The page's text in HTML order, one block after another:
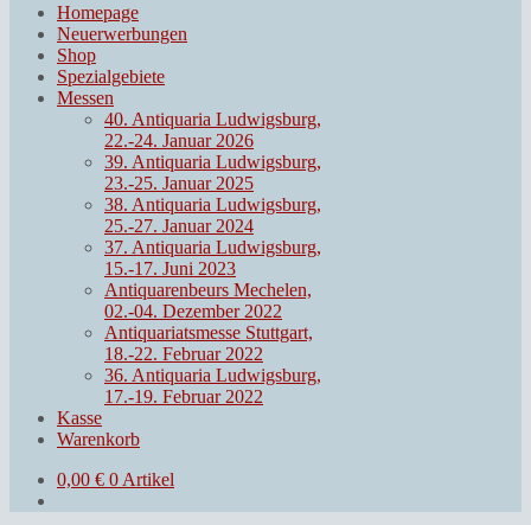
Homepage
Neuerwerbungen
Shop
Spezialgebiete
Messen
40. Antiquaria Ludwigsburg,
22.-24. Januar 2026
39. Antiquaria Ludwigsburg,
23.-25. Januar 2025
38. Antiquaria Ludwigsburg,
25.-27. Januar 2024
37. Antiquaria Ludwigsburg,
15.-17. Juni 2023
Antiquarenbeurs Mechelen,
02.-04. Dezember 2022
Antiquariatsmesse Stuttgart,
18.-22. Februar 2022
36. Antiquaria Ludwigsburg,
17.-19. Februar 2022
Kasse
Warenkorb
0,00 € 0 Artikel